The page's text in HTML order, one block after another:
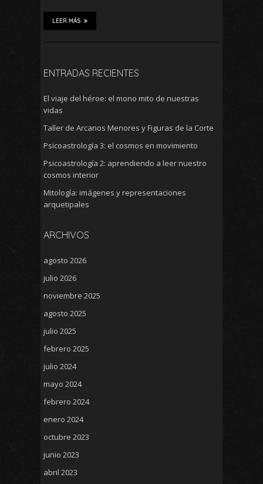
LEER MÁS
ENTRADAS RECIENTES
El viaje del héroe: el mono mito de nuestras
vidas
Taller de Arcanos Menores y Figuras de la Corte
Psicoastrología 3: el cosmos en movimiento
Psicoastrología 2: aprendiendo a leer nuestro
cosmos interior
Mitología: imágenes y representaciones
arquetipales
ARCHIVOS
agosto 2026
julio 2026
noviembre 2025
agosto 2025
julio 2025
febrero 2025
julio 2024
mayo 2024
febrero 2024
enero 2024
octubre 2023
junio 2023
abril 2023